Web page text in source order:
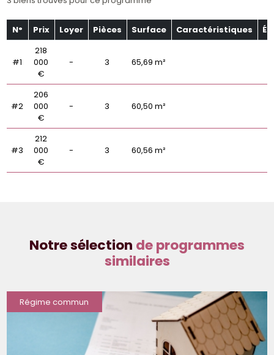
N° Prix Loyer Pièces Surface Caractéristiques
#1
218
000
€
- 3 65,69 m²
#2
206
000
€
- 3 60,50 m²
#3
212
000
€
- 3 60,56 m²
Notre sélection de programmes
similaires
Régime commun